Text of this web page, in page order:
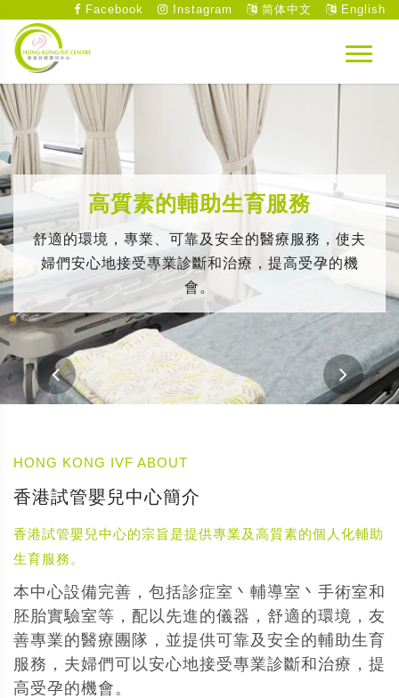
Facebook Instagram 简体中文 English
高質素的輔助生育服務
舒適的環境，專業、可靠及安全的醫療服務，使夫
婦們安心地接受專業診斷和治療，提高受孕的機
會。
HONG KONG IVF ABOUT
香港試管嬰兒中心簡介
香港試管嬰兒中心的宗旨是提供專業及高質素的個人化輔助
生育服務。
本中心設備完善，包括診症室丶輔導室丶手術室和
胚胎實驗室等，配以先進的儀器，舒適的環境，友
善專業的醫療團隊，並提供可靠及安全的輔助生育
服務，夫婦們可以安心地接受專業診斷和治療，提
高受孕的機會。